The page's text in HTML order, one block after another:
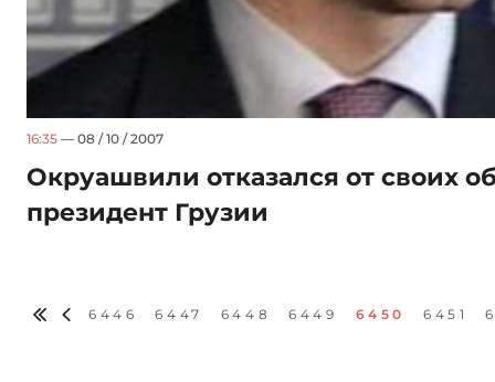
16:35 — 08 / 10 / 2007
Окруашвили отказался от своих
президент Грузии
6446 6447 6448 6449 6450 6451